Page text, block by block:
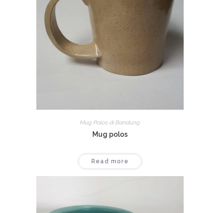
Mug Polos di Bandung
Mug polos
Read more